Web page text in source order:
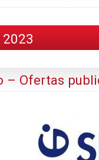
– Ofertas